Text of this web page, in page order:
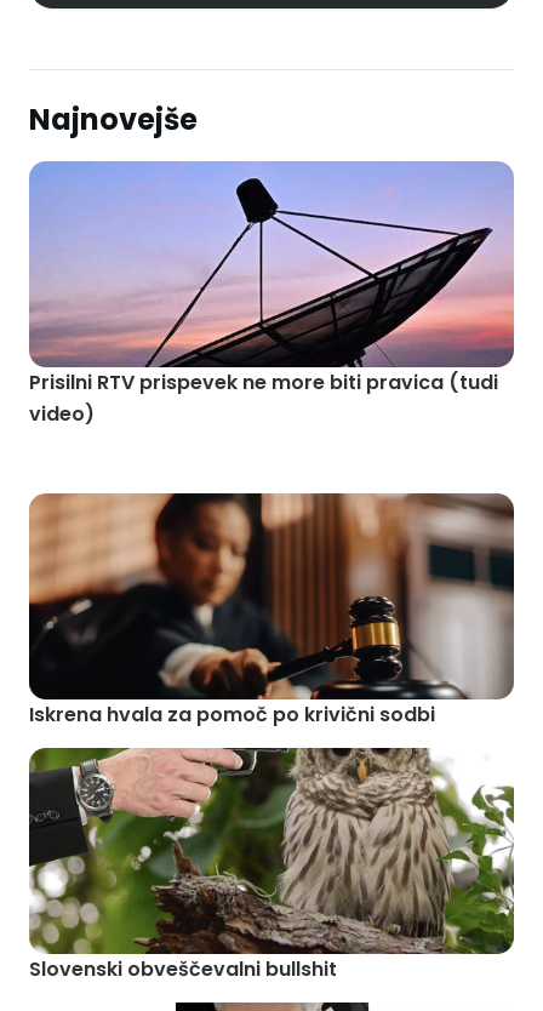
Najnovejše
Prisilni RTV prispevek ne more biti pravica (tudi
video)
Iskrena hvala za pomoč po krivični sodbi
Slovenski obveščevalni bullshit